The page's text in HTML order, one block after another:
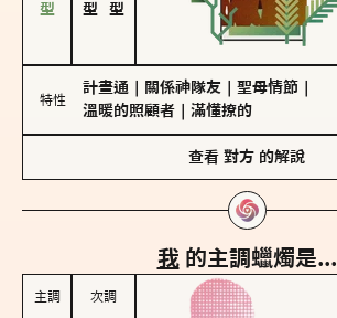
特性
計畫通 關係神隊友 聖母情節
溫暖的照顧者
滿懂撩的
查看 對方 的解說
我 的主調蠟燭是...
主調 次調